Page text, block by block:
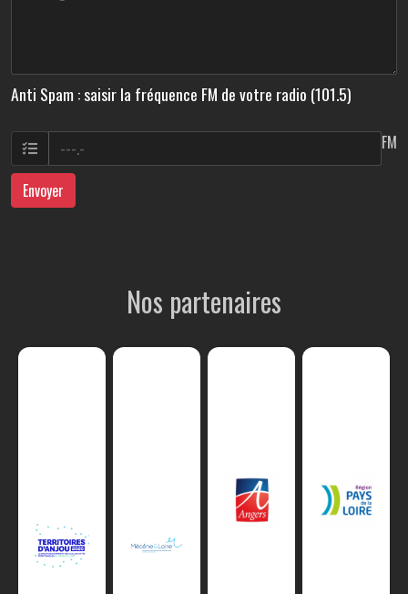
Anti Spam : saisir la fréquence FM de votre radio (101.5)
FM
Envoyer
Nos partenaires